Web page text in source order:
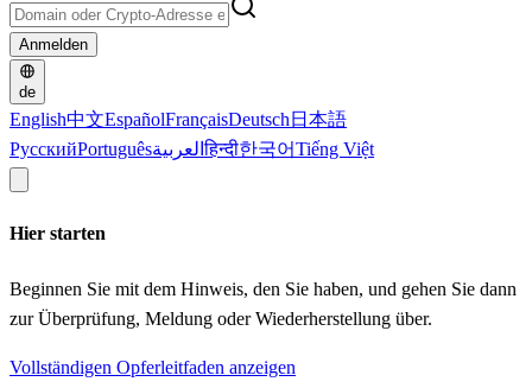
Anmelden
de
English中文EspañolFrançaisDeutsch 日本語
РусскийPortuguêsالعربيةहिन्दी한국어Tiếng Việt
Hier starten
Beginnen Sie mit dem Hinweis, den Sie haben, und gehen Sie dann
zur Überprüfung, Meldung oder Wiederherstellung über.
Vollständigen Opferleitfaden anzeigen